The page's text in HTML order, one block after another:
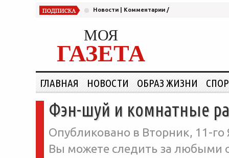
Новости Комментарии /
МОЯ
ГАЗЕТА
ГЛАВНАЯ НОВОСТИ ОБРАЗ ЖИЗНИ
Фэн-шуй и комнатные
Опубликовано в Вторник, 11-го
Вы можете следить за любыми